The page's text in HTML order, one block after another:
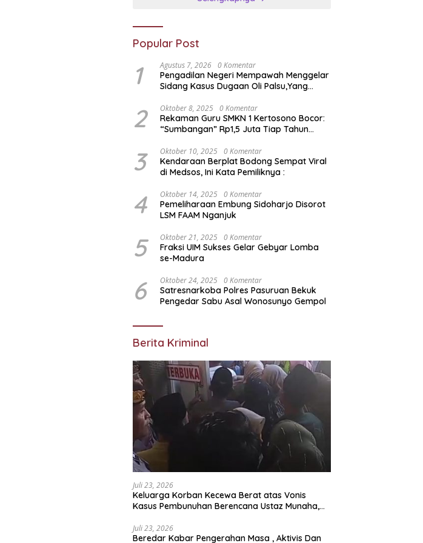
Popular Post
1 Agustus 7, 2026 0 Komentar
Pengadilan Negeri Mempawah Menggelar
Sidang Kasus Dugaan Oli Palsu,Yang
Penipuan Dari Jaringan Pemasok PT. DAB
2 Oktober 8, 2025 0 Komentar
Rekaman Guru SMKN 1 Kertosono Bocor:
“Sumbangan” Rp1,5 Juta Tiap Tahun
Pungli di Jatim Dipertanyakan
3 Oktober 10, 2025 0 Komentar
Kendaraan Berplat Bodong Sempat Viral
di Medsos, Ini Kata Pemiliknya :
4 Oktober 14, 2025 0 Komentar
Pemeliharaan Embung Sidoharjo Disorot
LSM FAAM Nganjuk
5 Oktober 21, 2025 0 Komentar
Fraksi UIM Sukses Gelar Gebyar Lomba
se-Madura
6 Oktober 24, 2025 0 Komentar
Satresnarkoba Polres Pasuruan Bekuk
Pengedar Sabu Asal Wonosunyo Gempol
Berita Kriminal
Juli 23, 2026
Keluarga Korban Kecewa Berat atas Vonis
Kasus Pembunuhan Berencana Ustaz Munaha,
Juli 23, 2026
Beredar Kabar Pengerahan Masa , Aktivis Dan